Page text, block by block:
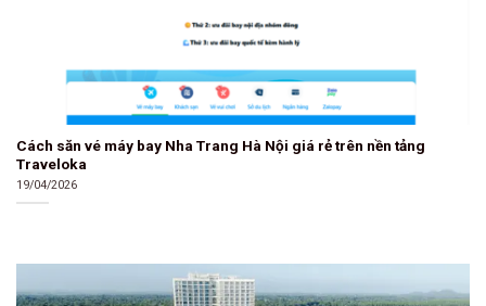
Cách săn vé máy bay Nha Trang Hà Nội giá rẻ trên nền tảng
Traveloka
19/04/2026